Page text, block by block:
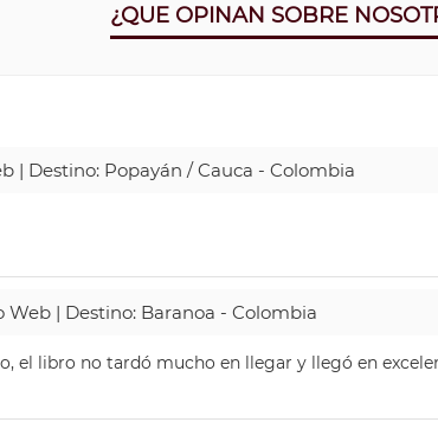
¿QUE OPINAN SOBRE
| Destino: Popayán / Cauca - Colombia
Web | Destino: Baranoa - Colombia
el libro no tardó mucho en llegar y llegó en